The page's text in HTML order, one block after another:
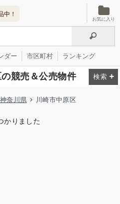
中！
お気に入り
ダー 市区町村 ランキング
競売＆公売物件
神奈川県 川崎市中原区
かりました